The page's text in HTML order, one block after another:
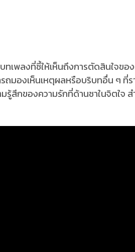
เพลงที่ชี้ให้เห็นถึงการตัดสินใจขอ
รถมองเห็นเหตุผลหรือบริบทอื่น ๆ ที่
รู้สึกของความรักที่ด้านชาในจิตใจ